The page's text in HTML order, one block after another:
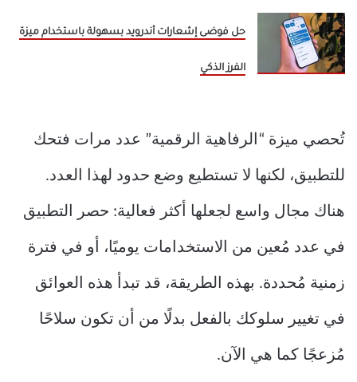
حل فوضى إشعارات أندرويد بسهولة باستخدام ميزة
الفرز الذكي
تُحصي ميزة “الرفاهية الرقمية” عدد مرات فتحك
للتطبيق، لكنها لا تستطيع وضع حدود لهذا العدد.
هناك مجال واسع لجعلها أكثر فعالية: حصر التطبيق
في عدد مُعين من الاستخدامات يوميًا، أو في فترة
زمنية مُحددة. بهذه الطريقة، قد تبدأ هذه العوائق
في تغيير سلوكك بالفعل بدلًا من أن تكون سلاحًا
مُزعجًا كما هي الآن.